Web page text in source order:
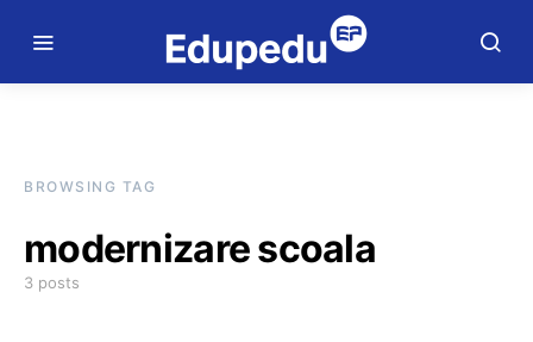
BROWSING TAG
modernizare scoala
3 posts